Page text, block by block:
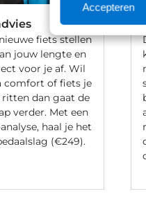
Accepteren
fiets stellen
jouw lengte en
voor je af. Wil
comfort of fiets je
dan gaat de
verder. Met een
haal je het
(€249).